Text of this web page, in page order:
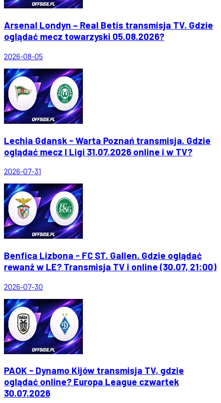
Arsenal Londyn – Real Betis transmisja TV. Gdzie
oglądać mecz towarzyski 05.08.2026?
2026-08-05
Lechia Gdansk - Warta Poznań transmisja. Gdzie
oglądać mecz I Ligi 31.07.2026 online i w TV?
2026-07-31
Benfica Lizbona - FC ST. Gallen. Gdzie oglądać
rewanż w LE? Transmisja TV i online (30.07, 21:00)
2026-07-30
PAOK - Dynamo Kijów transmisja TV, gdzie
oglądać online? Europa League czwartek
30.07.2026